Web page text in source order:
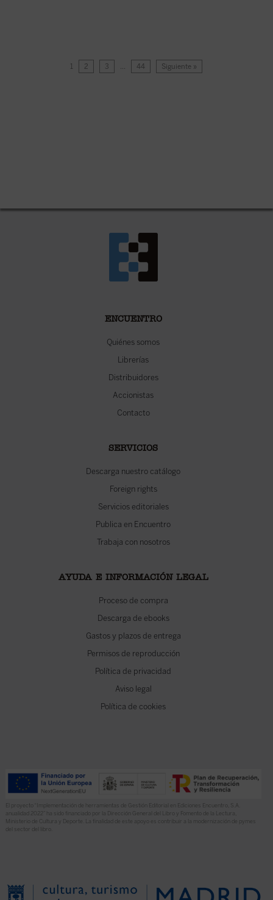
1 2 3 … 44 Siguiente »
ENCUENTRO
Quiénes somos
Librerías
Distribuidores
Accionistas
Contacto
SERVICIOS
Descarga nuestro catálogo
Foreign rights
Servicios editoriales
Publica en Encuentro
Trabaja con nosotros
AYUDA E INFORMACIÓN LEGAL
Proceso de compra
Descarga de ebooks
Gastos y plazos de entrega
Permisos de reproducción
Política de privacidad
Aviso legal
Política de cookies
El proyecto “Implementación de herramientas de Gestión Editorial en Ediciones Encuentro, S.A.
anualidad 2022” ha sido financiado por la Dirección General del Libro y Fomento de la Lectura,
Ministerio de Cultura y Deporte. La finalidad de este apoyo es contribuir a la modernización de pymes
del sector del libro.